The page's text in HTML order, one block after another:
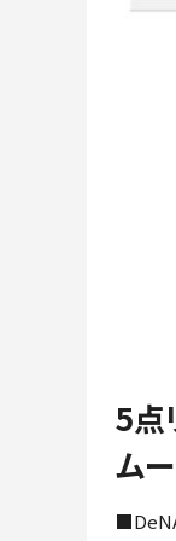
5点
ム
■DeNA